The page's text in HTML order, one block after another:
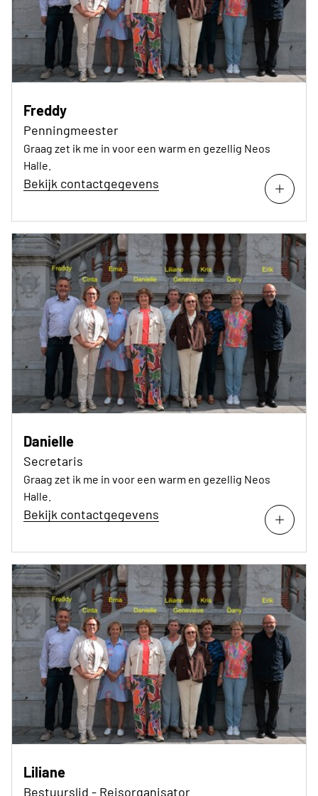
Freddy
Penningmeester
Graag zet ik me in voor een warm en gezellig Neos
Halle.
Bekijk contactgegevens
Danielle
Secretaris
Graag zet ik me in voor een warm en gezellig Neos
Halle.
Bekijk contactgegevens
Liliane
Bestuurslid - Reisorganisator